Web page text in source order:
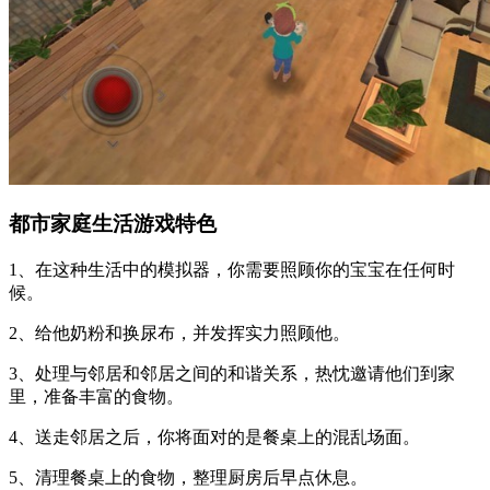
都市家庭生活游戏特色
1、在这种生活中的模拟器，你需要照顾你的宝宝在任何时
候。
2、给他奶粉和换尿布，并发挥实力照顾他。
3、处理与邻居和邻居之间的和谐关系，热忱邀请他们到家
里，准备丰富的食物。
4、送走邻居之后，你将面对的是餐桌上的混乱场面。
5、清理餐桌上的食物，整理厨房后早点休息。